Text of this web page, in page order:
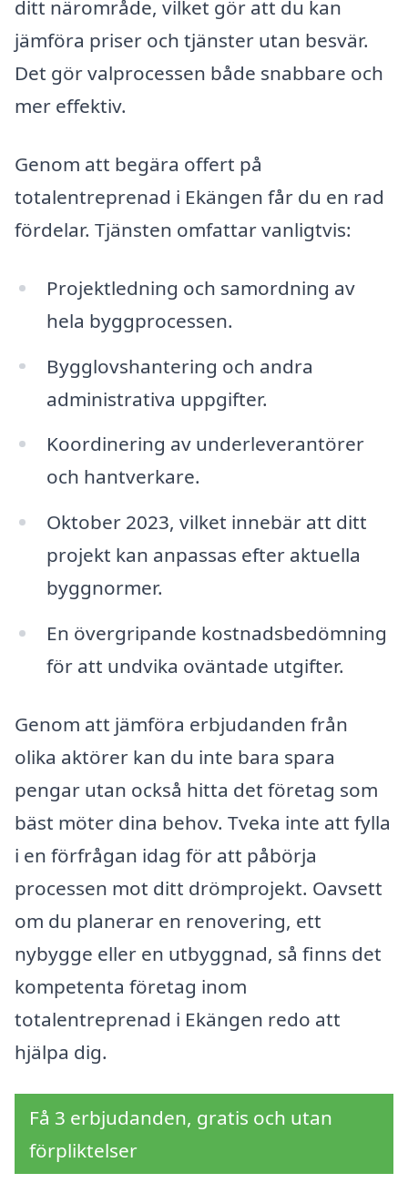
ditt närområde, vilket gör att du kan
jämföra priser och tjänster utan besvär.
Det gör valprocessen både snabbare och
mer effektiv.
Genom att begära offert på
totalentreprenad i Ekängen får du en rad
fördelar. Tjänsten omfattar vanligtvis:
Projektledning och samordning av
hela byggprocessen.
Bygglovshantering och andra
administrativa uppgifter.
Koordinering av underleverantörer
och hantverkare.
Oktober 2023, vilket innebär att ditt
projekt kan anpassas efter aktuella
byggnormer.
En övergripande kostnadsbedömning
för att undvika oväntade utgifter.
Genom att jämföra erbjudanden från
olika aktörer kan du inte bara spara
pengar utan också hitta det företag som
bäst möter dina behov. Tveka inte att fylla
i en förfrågan idag för att påbörja
processen mot ditt drömprojekt. Oavsett
om du planerar en renovering, ett
nybygge eller en utbyggnad, så finns det
kompetenta företag inom
totalentreprenad i Ekängen redo att
hjälpa dig.
Få 3 erbjudanden, gratis och utan
förpliktelser